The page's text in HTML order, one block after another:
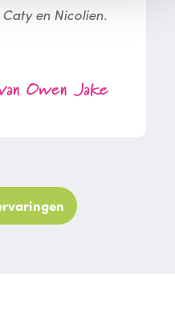
en Nicolien.
Owen Jake